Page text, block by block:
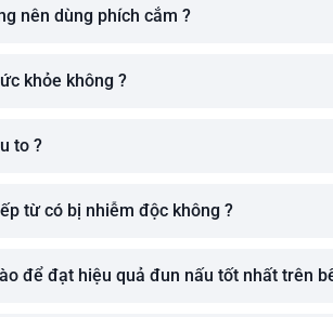
nên dùng phích cắm ?
khỏe không ?
to ?
từ có bị nhiễm độc không ?
để đạt hiệu quả đun nấu tốt nhất trên